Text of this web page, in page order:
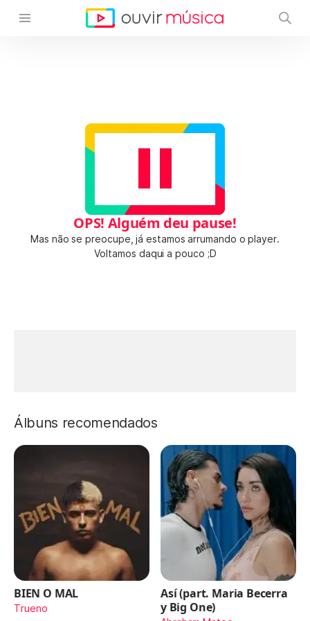
OPS! Alguém deu pause!
Mas não se preocupe, já estamos arrumando o player.
Voltamos daqui a pouco ;D
Álbuns recomendados
BIEN O MAL
Trueno
Así (part. Maria Becerra
y Big One)